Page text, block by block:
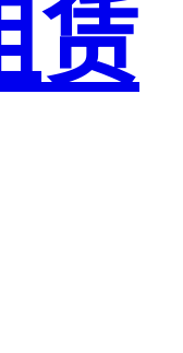
赁